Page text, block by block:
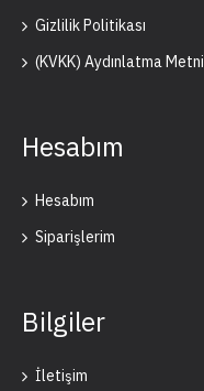
Gizlilik Politikası
(KVKK) Aydınlatma Metni
Hesabım
Hesabım
Siparişlerim
Bilgiler
İletişim